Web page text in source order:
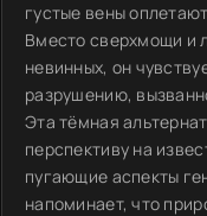
густые вены
Вместо сверхмощи и
невинных, он
разрушению,
Эта тёмная
перспективу на
пугающие аспекты
напоминает, что